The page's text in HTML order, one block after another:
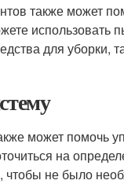
также может
для уборки,
может помочь
на
чтобы не было